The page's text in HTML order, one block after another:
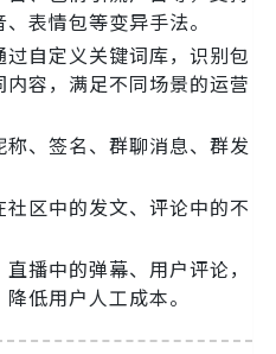
表情包等变异手法。
自定义关键词库，识别包
容，满足不同场景的运营
、签名、群聊消息、群发
区中的发文、评论中的不
播中的弹幕、用户评论，
低用户人工成本。